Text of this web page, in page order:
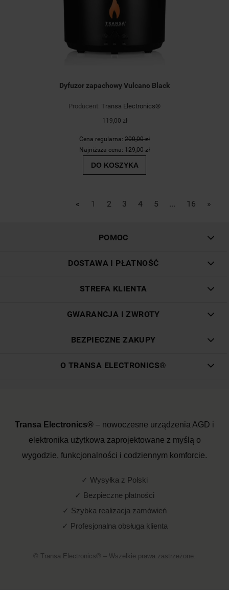
Dyfuzor zapachowy Vulcano Black
Producent: Transa Electronics®
119,00 zł
Cena regularna: 200,00 zł
Najniższa cena: 129,00 zł
DO KOSZYKA
« 1 2 3 4 5 ... 16 »
POMOC
DOSTAWA I PŁATNOŚĆ
STREFA KLIENTA
GWARANCJA I ZWROTY
BEZPIECZNE ZAKUPY
O TRANSA ELECTRONICS®
Transa Electronics® – nowoczesne urządzenia AGD i
elektronika użytkowa zaprojektowane z myślą o
wygodzie, funkcjonalności i codziennym komforcie.
✓ Wysyłka z Polski
✓ Bezpieczne płatności
✓ Szybka realizacja zamówień
✓ Profesjonalna obsługa klienta
© Transa Electronics® – Wszelkie prawa zastrzeżone.